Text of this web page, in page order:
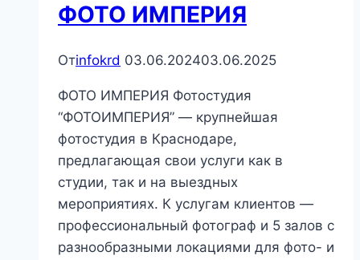
ФОТО ИМПЕРИЯ
Отinfokrd 03.06.202403.06.2025
ФОТО ИМПЕРИЯ Фотостудия
“ФОТОИМПЕРИЯ” — крупнейшая
фотостудия в Краснодаре,
предлагающая свои услуги как в
студии, так и на выездных
мероприятиях. К услугам клиентов —
профессиональный фотограф и 5 залов с
разнообразными локациями для фото- и